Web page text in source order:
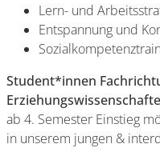
Lern- und
Entspannung und
Student*innen
ab 4. Semester Einstieg
in unserem jungen &